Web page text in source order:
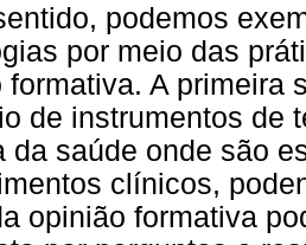
podemos
por meio das
formativa. A primeira
de instrumentos de
da saúde onde são
clínicos,
opinião formativa